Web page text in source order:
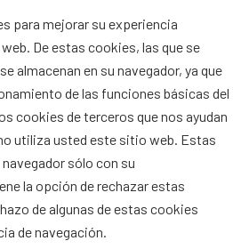
para mejorar su experiencia
De estas cookies, las que se
almacenan en su navegador, ya que
de las funciones básicas del
cookies de terceros que nos ayudan
utiliza usted este sitio web. Estas
sólo con su
la opción de rechazar estas
de algunas de estas cookies
de navegación.